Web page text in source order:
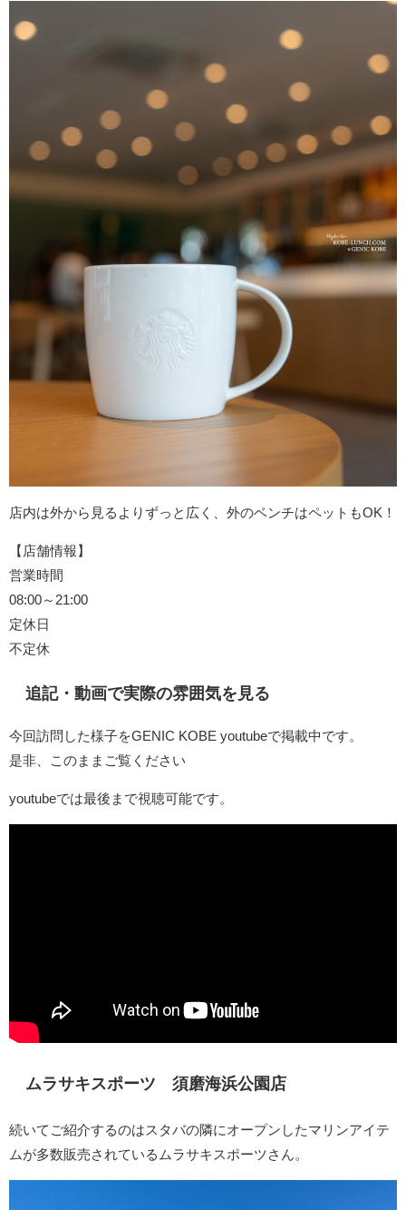
店内は外から見るよりずっと広く、外のベンチはペットもOK！
【店舗情報】
営業時間
08:00～21:00
定休日
不定休
追記・動画で実際の雰囲気を見る
今回訪問した様子をGENIC KOBE youtubeで掲載中です。
是非、このままご覧ください
youtubeでは最後まで視聴可能です。
ムラサキスポーツ 須磨海浜公園店
続いてご紹介するのはスタバの隣にオープンしたマリンアイテ
ムが多数販売されているムラサキスポーツさん。